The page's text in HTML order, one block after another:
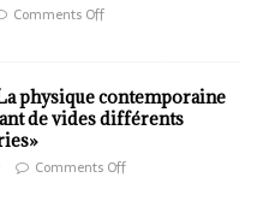
Comments Off
physique contemporaine
de vides différents
Comments Off